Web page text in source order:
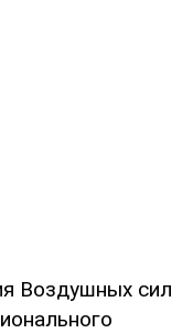
Воздушных сил